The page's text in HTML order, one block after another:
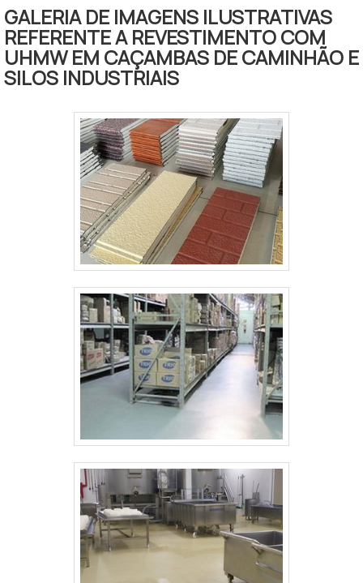
fundamental para garantir que todo
o sistema de alta ou baixa pressão
possa ter muita eficiência,
garantindo que não haja nenhum
permitindo que todas as operações
funcionem com excelência e
proporcionem uma maior
produtividade.
GALERIA DE IMAGENS ILUSTRATIVAS
REFERENTE A REVESTIMENTO COM
UHMW EM CAÇAMBAS DE CAMINHÃO E
SILOS INDUSTRIAIS